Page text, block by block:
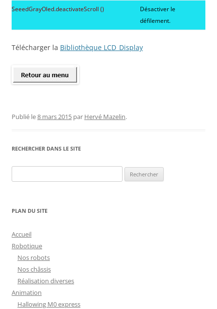
SeeedGrayOled.deactivateScroll ()
Désactiver le
défilement.
Télécharger la Bibliothèque LCD_Display
Publié le8 mars 2015 par Hervé Mazelin.
RECHERCHER DANS LE SITE
PLAN DU SITE
Accueil
Robotique
Nos robots
Nos châssis
Réalisation diverses
Animation
Hallowing M0 express